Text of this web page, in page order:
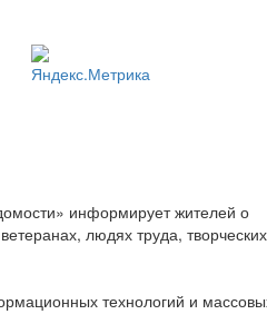
информирует жителей о
людях труда, творческих
технологий и